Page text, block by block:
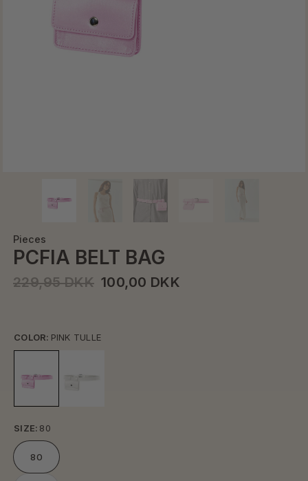
Pieces
PCFIA BELT BAG
229,95 DKK 100,00 DKK
COLOR: PINK TULLE
SIZE: 80
80